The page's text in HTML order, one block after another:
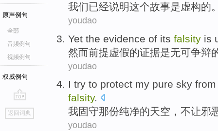
原声例句
全部
音频例句
视频例句
权威例句
go
top
返回词典
我们已经说明这个故事是虚构的
youdao
Yet the evidence of its falsity is
然而前提虚假的证据是无可争辩
youdao
I try to protect my pure sky from
falsity.
我固守那份纯净的天空 ，不让邪
youdao